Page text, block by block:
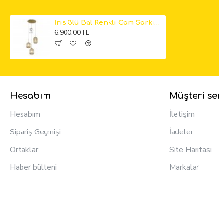
İris 3lü Bal Renkli Cam Sarkıt Avize
6.900,00TL
Hesabım
Hesabım
Sipariş Geçmişi
Ortaklar
Haber bülteni
Müşteri
İletişim
İadeler
Site Haritası
Markalar